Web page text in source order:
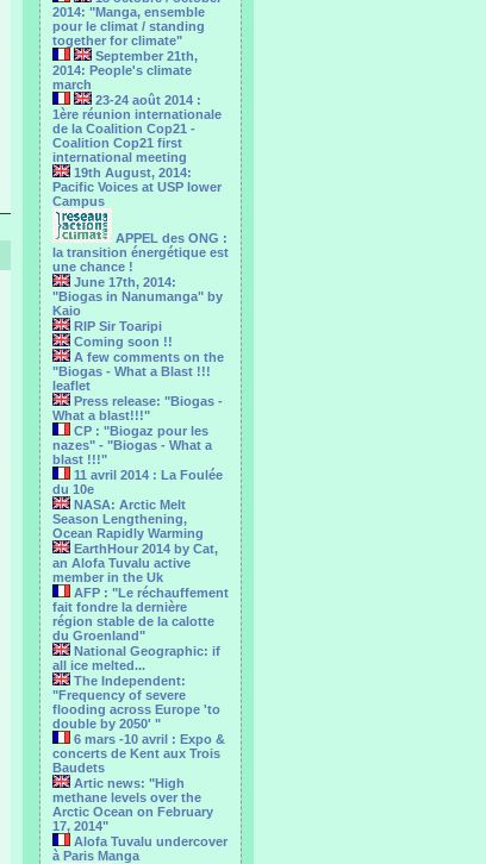
2014: "Manga, ensemble
pour le ‎climat / standing
together for climate"
September 21th,
2014: People's climate
march
23-24 août 2014 :
1ère réunion internationale
de la Coalition Cop21 -
Coalition Cop21 first
international meeting
19th August, 2014:
Pacific Voices at USP lower
Campus
APPEL des ONG :
la transition énergétique est
une chance !
June 17th, 2014:
"Biogas in Nanumanga" by
Kaio
RIP Sir Toaripi
Coming soon !!
A few comments on the
"Biogas - What a Blast !!!
leaflet
Press release: "Biogas -
What a blast!!!"
CP : "Biogaz pour les
nazes" - "Biogas - What a
blast !!!"
11 avril 2014 : La Foulée
du 10e
NASA: Arctic Melt
Season Lengthening,
Ocean Rapidly Warming
EarthHour 2014 by Cat,
an Alofa Tuvalu active
member in the Uk
AFP : "Le réchauffement
fait fondre la dernière
région stable de la calotte
du Groenland"
National Geographic: if
all ice melted...
The Independent:
"Frequency of severe
flooding across Europe 'to
double by 2050' "
6 mars -10 avril : Expo &
concerts de Kent aux Trois
Baudets
Artic news: "High
methane levels over the
Arctic Ocean on February
17, 2014"
Alofa Tuvalu undercover
à Paris Manga